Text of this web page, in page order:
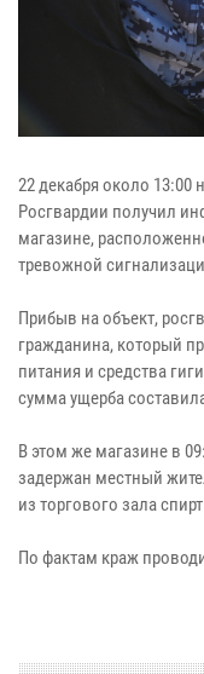
22 декабря около
Росгвардии получил
магазине,
тревожной
Прибыв на объект,
гражданина, который
питания и средства
сумма ущерба
В этом же магазине в
задержан местный
из торгового зала
По фактам краж